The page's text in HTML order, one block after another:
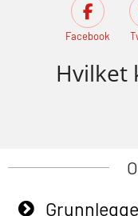
Facebook
Hvilket